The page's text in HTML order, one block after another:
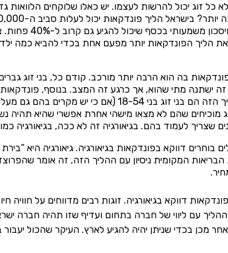
זוג יכול להרשות לעצמו. יש כאלו שלוקחים הלוואות
הוא עשוי לעלות בין
את הליך הפונדקאות יותר מפעם אחת בכדי להביא כמה
בה הוא הרבה יותר מורכב. קודם כל, בני זוג
זה ישתנה מתי שהוא, אך כרגע זה המצב. בנוסף,
מוכיחים שהם לא מצאו מישהי אחרת אפשרי שהיא תהיה
שצריך לעמוד בהם. בגיאורגיה זה לא ככה, בגיאורגיה
בוחרים דווקא בפונדקאות בגיאורגיה. גיאורגיה היא
המקומית ניסיון עם ההליך הזה, זה אומר
דווקא בגיאורגיה. זוגות רבים מדווחים על
עם ליווי של חברה בתחום ועדיף שזו תהיה חברה
מכן בכדי שניתן יהיה להגיע לארץ. העיקר שהכול יעבור